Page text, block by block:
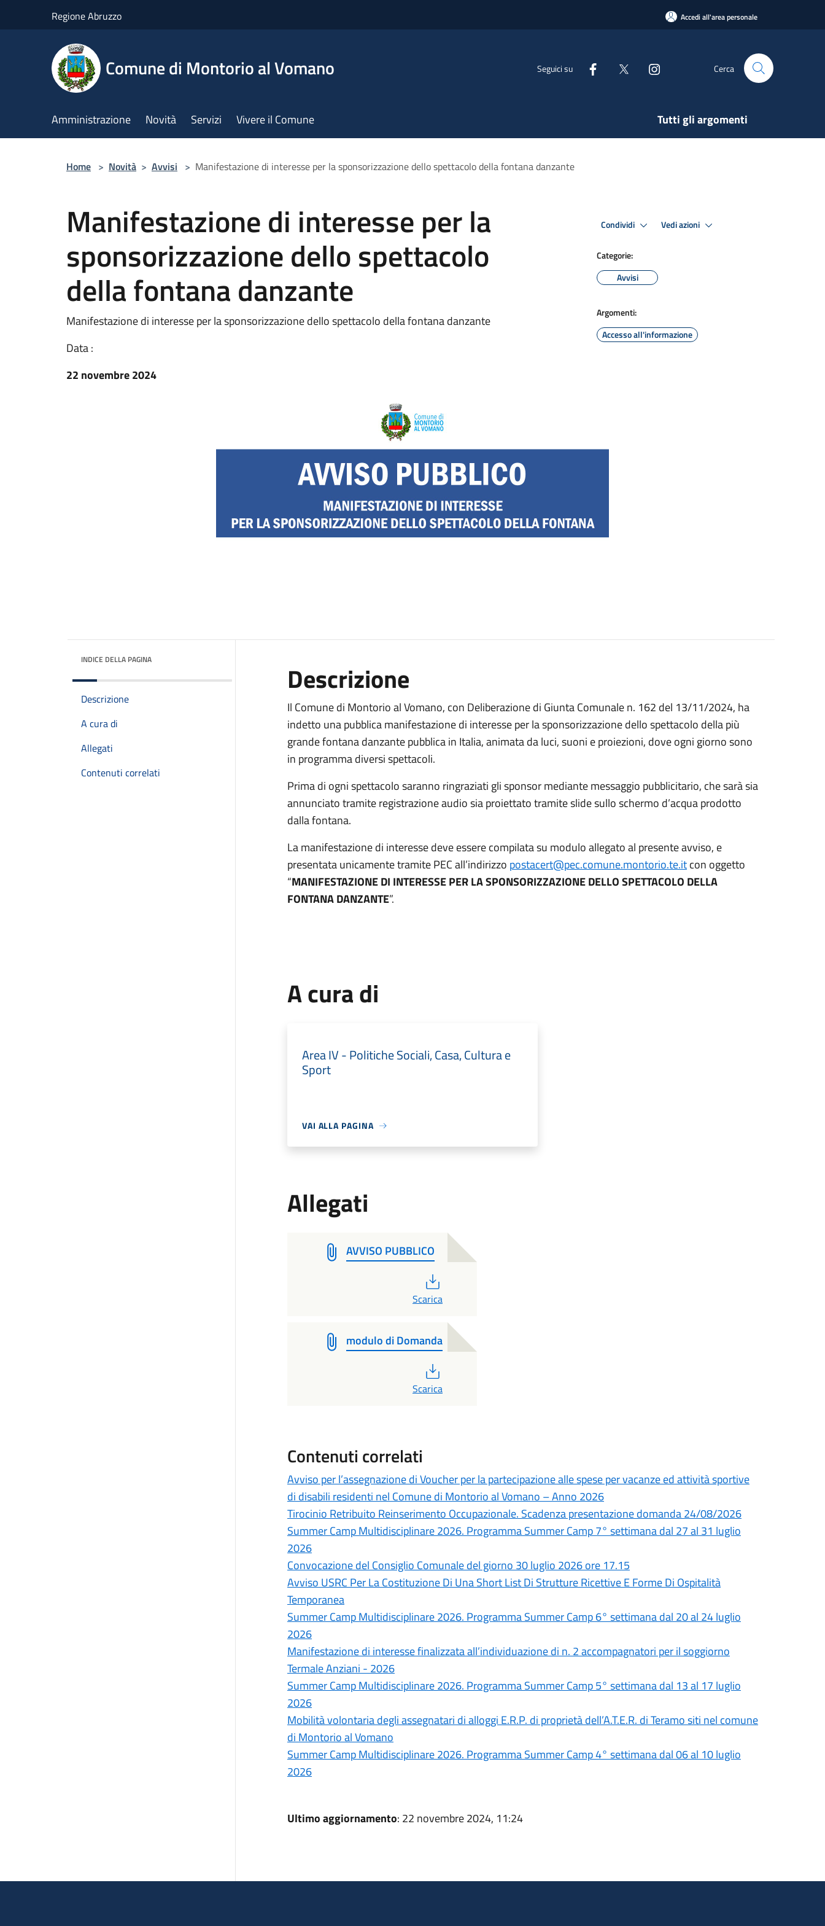
Regione Abruzzo Accedi all'area personale
Comune di Montorio al Vomano Seguici su Cerca
Amministrazione Novità Servizi Vivere il Comune Tutti gli argomenti
Home > Novità > Avvisi > Manifestazione di interesse per la sponsorizzazione dello spettacolo della fontana danzante
Manifestazione di interesse per la
sponsorizzazione dello spettacolo
della fontana danzante
Manifestazione di interesse per la sponsorizzazione dello spettacolo della fontana danzante
Data :
22 novembre 2024
Condividi Vedi azioni
Categorie:
Avvisi
Argomenti:
Accesso all'informazione
INDICE DELLA PAGINA
Descrizione
A cura di
Allegati
Contenuti correlati
Descrizione
Il Comune di Montorio al Vomano, con Deliberazione di Giunta Comunale n. 162 del 13/11/2024, ha
indetto una pubblica manifestazione di interesse per la sponsorizzazione dello spettacolo della più
grande fontana danzante pubblica in Italia, animata da luci, suoni e proiezioni, dove ogni giorno sono
in programma diversi spettacoli.
Prima di ogni spettacolo saranno ringraziati gli sponsor mediante messaggio pubblicitario, che sarà sia
annunciato tramite registrazione audio sia proiettato tramite slide sullo schermo d’acqua prodotto
dalla fontana.
La manifestazione di interesse deve essere compilata su modulo allegato al presente avviso, e
presentata unicamente tramite PEC all’indirizzo postacert@pec.comune.montorio.te.itcon oggetto
“MANIFESTAZIONE DI INTERESSEPER LA SPONSORIZZAZIONE DELLO SPETTACOLO DELLA
FONTANA DANZANTE”.
A cura di
Area IV - Politiche Sociali, Casa, Cultura e
Sport
VAI ALLA PAGINA
Allegati
AVVISO PUBBLICO
Scarica
modulo di Domanda
Scarica
Contenuti correlati
Avviso per l’assegnazione di Voucher per la partecipazione alle spese per vacanze ed attività sportive
di disabili residenti nel Comune di Montorio al Vomano – Anno 2026
Tirocinio Retribuito Reinserimento Occupazionale. Scadenza presentazione domanda 24/08/2026
Summer Camp Multidisciplinare 2026. Programma Summer Camp 7° settimana dal 27 al 31 luglio
2026
Convocazione del Consiglio Comunale del giorno 30 luglio 2026 ore 17.15
Avviso USRC Per La Costituzione Di Una Short List Di Strutture Ricettive E Forme Di Ospitalità
Temporanea
Summer Camp Multidisciplinare 2026. Programma Summer Camp 6° settimana dal 20 al 24 luglio
2026
Manifestazione di interesse finalizzata all’individuazione di n. 2 accompagnatori per il soggiorno
Termale Anziani - 2026
Summer Camp Multidisciplinare 2026. Programma Summer Camp 5° settimana dal 13 al 17 luglio
2026
Mobilità volontaria degli assegnatari di alloggi E.R.P. di proprietà dell’A.T.E.R. di Teramo siti nel comune
di Montorio al Vomano
Summer Camp Multidisciplinare 2026. Programma Summer Camp 4° settimana dal 06 al 10 luglio
2026
Ultimo aggiornamento: 22 novembre 2024, 11:24